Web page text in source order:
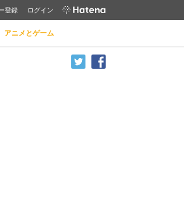
登録 ログイン
アニメとゲーム